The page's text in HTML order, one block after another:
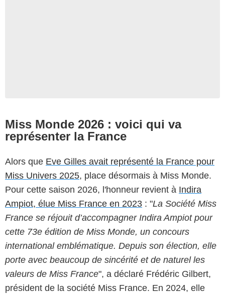
Miss Monde 2026 : voici qui va
représenter la France
Alors que Eve Gilles avait représenté la France pour
Miss Univers 2025, place désormais à Miss Monde.
Pour cette saison 2026, l'honneur revient à Indira
Ampiot, élue Miss France en 2023 : "La Société Miss
France se réjouit d’accompagner Indira Ampiot pour
cette 73e édition de Miss Monde, un concours
international emblématique. Depuis son élection, elle
porte avec beaucoup de sincérité et de naturel les
valeurs de Miss France", a déclaré Frédéric Gilbert,
président de la société Miss France. En 2024, elle